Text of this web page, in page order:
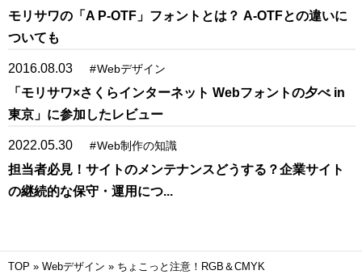
モリサワの「A P-OTF」フォントとは？ A-OTFとの違いに
ついても
2016.08.03 #Webデザイン
「モリサワ×さくらインターネット Webフォントの夕べ in
東京」に参加したレビュー
2022.05.30 #Web制作の知識
担当者必見！サイトのメンテナンスどうする？企業サイト
の継続的な保守・運用につ...
TOP » Webデザイン » ちょこっと注意！RGB＆CMYK